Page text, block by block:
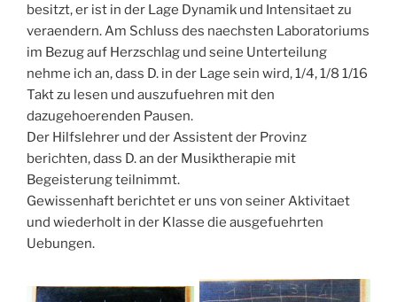
besitzt, er ist in der Lage Dynamik und Intensitaet zu
veraendern. Am Schluss des naechsten Laboratoriums
im Bezug auf Herzschlag und seine Unterteilung
nehme ich an, dass D. in der Lage sein wird, 1/4, 1/8 1/16
Takt zu lesen und auszufuehren mit den
dazugehoerenden Pausen.
Der Hilfslehrer und der Assistent der Provinz
berichten, dass D. an der Musiktherapie mit
Begeisterung teilnimmt.
Gewissenhaft berichtet er uns von seiner Aktivitaet
und wiederholt in der Klasse die ausgefuehrten
Uebungen.